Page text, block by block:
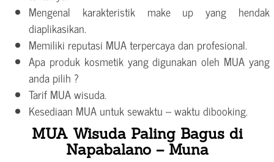
Mengenal karakteristik make up yang hendak
diaplikasikan.
Memiliki reputasi MUA terpercaya dan profesional.
Apa produk kosmetik yang digunakan oleh MUA yang
anda pilih ?
Tarif MUA wisuda.
Kesediaan MUA untuk sewaktu – waktu dibooking.
MUA Wisuda Paling Bagus di
Napabalano – Muna